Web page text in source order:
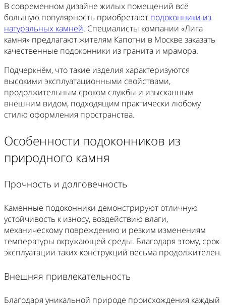
В современном дизайне жилых помещений всё
большую популярность приобретают подоконники из
натуральных камней. Специалисты компании «Лига
камня» предлагают жителям Капотни в Москве заказать
качественные подоконники из гранита и мрамора.
Подчеркнём, что такие изделия характеризуются
высокими эксплуатационными свойствами,
продолжительным сроком службы и изысканным
внешним видом, подходящим практически любому
стилю оформления пространства.
Особенности подоконников из
природного камня
Прочность и долговечность
Каменные подоконники демонстрируют отличную
устойчивость к износу, воздействию влаги,
механическому повреждению и резким изменениям
температуры окружающей среды. Благодаря этому, срок
эксплуатации таких конструкций весьма продолжителен.
Внешняя привлекательность
Благодаря уникальной природе происхождения каждый